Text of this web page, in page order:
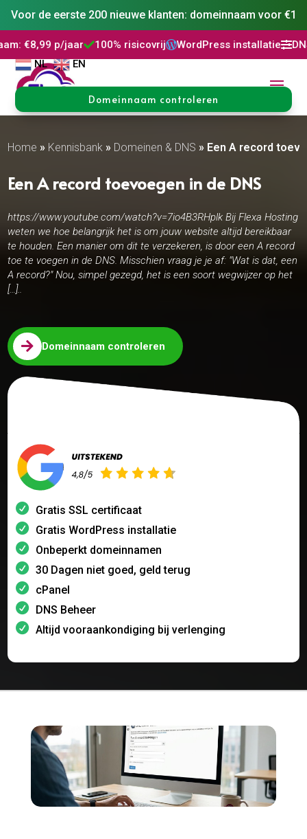
Voor de eerste 200 nieuwe klanten: domeinnaam voor €1
p/jaar 100% risicovrijWordPress installatieDNS
NL
EN
Domeinnaam controleren
Home » Kennisbank » Domeinen & DNS » Een A record
Een A record toevoegen in de DNS
https://www.youtube.com/watch?v=7io4B3RHplk Bij Flexa Hosting
weten we hoe belangrijk het is om jouw website altijd bereikbaar
te houden. Een manier om dit te verzekeren, is door een A record
toe te voegen in de DNS. Misschien vraag je je af: "Wat is dat, een
A record?" Nou, simpel gezegd, het is een soort wegwijzer op het
[…]..
 Domeinnaam controleren
Gratis SSL certificaat
Gratis WordPress installatie
Onbeperkt domeinnamen
30 Dagen niet goed, geld terug
cPanel
DNS Beheer
Altijd vooraankondiging bij verlenging